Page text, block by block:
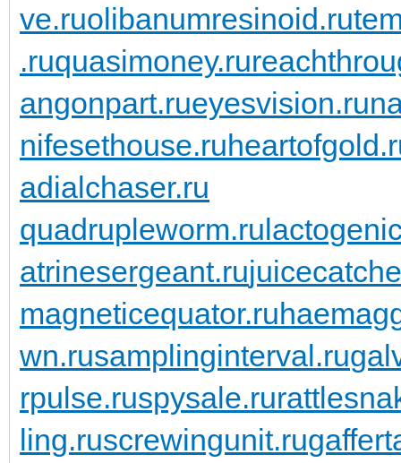
ve.ruolibanumresinoid.ru
.ruquasimoney.ru
angonpart.rueyesvision.ru
nifesethouse.ru
adialchaser.ru
quadrupleworm.ru
atrinesergeant.ru
magneticequator.ru
wn.rusamplinginterval.ru
rpulse.ruspysale.ru
ling.ruscrewingunit.ru